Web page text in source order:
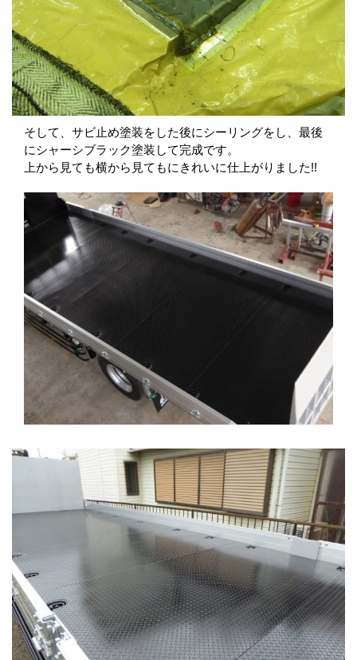
そして、サビ止め塗装をした後にシーリングをし、最後
にシャーシブラック塗装して完成です。
上から見ても横から見てもにきれいに仕上がりました!!